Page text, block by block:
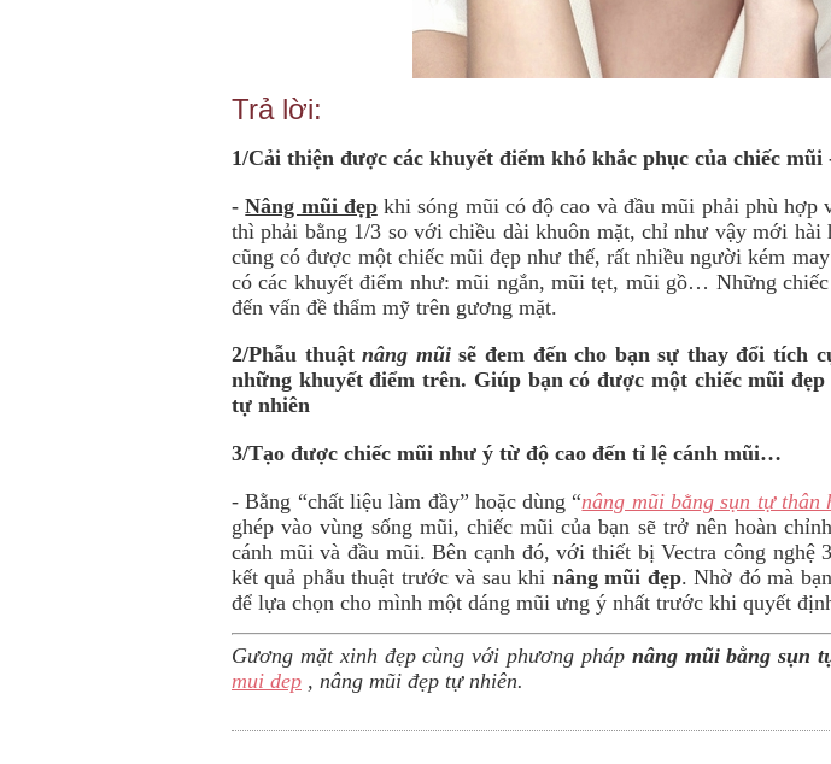
Trả lời:
1/Cải thiện được các khuyết điểm khó khắc phục của chiếc mũi
-Nâng mũi đẹpkhi sóng mũi có độ cao và đầu mũi phải phù hợp
thì phải bằng 1/3 so với chiều dài khuôn mặt, chỉ như vậy mới hài
cũng có được một chiếc mũi đẹp như thế, rất nhiều người kém
có các khuyết điểm như: mũi ngắn, mũi tẹt, mũi gồ… Những
đến vấn đề thẩm mỹ trên gương mặt.
2/Phẫu thuậtnâng mũisẽ đem đến cho bạn sự thay đổi tích
những khuyết điểm trên. Giúp bạn có được một chiếc mũi
tự nhiên
3/Tạo được chiếc mũi như ý từ độ cao đến tỉ lệ cánh mũi…
- Bằng “chất liệu làm đầy” hoặc dùng “nâng mũi bằng sụn tự thân
ghép vào vùng sống mũi, chiếc mũi của bạn sẽ trở nên hoàn
cánh mũi và đầu mũi. Bên cạnh đó, với thiết bị Vectra công nghệ
kết quả phẫu thuật trước và sau khi nâng mũi đẹp. Nhờ đó mà
để lựa chọn cho mình một dáng mũi ưng ý nhất trước khi quyết
Gương mặt xinh đẹp cùng với phương pháp nâng mũi bằng sụn
mui dep , nâng mũi đẹp tự nhiên.